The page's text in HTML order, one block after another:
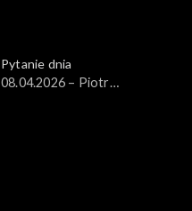
Pytanie dnia
08.04.2026 – Piotr